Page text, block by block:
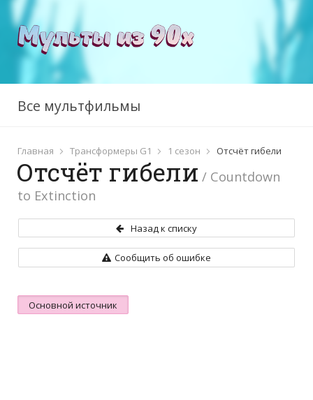
Все мультфильмы
Главная Трансформеры G1 1 сезон Отсчёт гибели
Отсчёт гибели / Countdown
to Extinction
Назад к списку
Сообщить об ошибке
Основной источник